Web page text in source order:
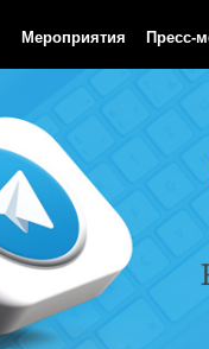
Мероприятия Пресс-